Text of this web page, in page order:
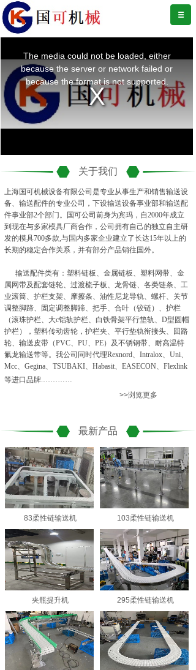
关于我们
上海国可机械设备有限公司是专业从事生产和销售输送设
备、输送配件的专业公司，下设输送设备事业部和输送配
件事业部2个部门。国可公司前身为宾玛，自2000年成立
到现在与多家模具厂商合作，公司拥有自己的独立自主研
发的模具700多款,与国内多家企业建立了长达15年以上的
长期的稳定合作关系，并有部分产品销往国外。
输送配件类有：塑料链板、金属链板、塑料网带、金
属网带及配套链轮、过渡梳子板、龙骨链、各类链条、工
业滚筒、护栏支架、摩擦条、油性尼龙导轨、螺杆、关节
调整脚蹄、固定调整脚蹄、把手、合叶（铰链）、护栏
（滚珠护栏、大c铝轨护栏、白铁骨架平行垫轨、D型圆帽
护栏），塑料传动齿轮，护栏夹、平行垫轨衔接头、回路
轮、输送皮带（PVC、PU、PE）及不锈钢带、耐高温特
氟龙输送带等。我公司同时代理Rexnord、Intralox、Uni、
Mcc、Gegina、TSUBAKI、Habasit、EASECON、Flexlink
等进口品牌.…………
>>浏览更多
最新产品
83柔性链输送机 103柔性链输送机
夹瓶提升机 295柔性链输送机